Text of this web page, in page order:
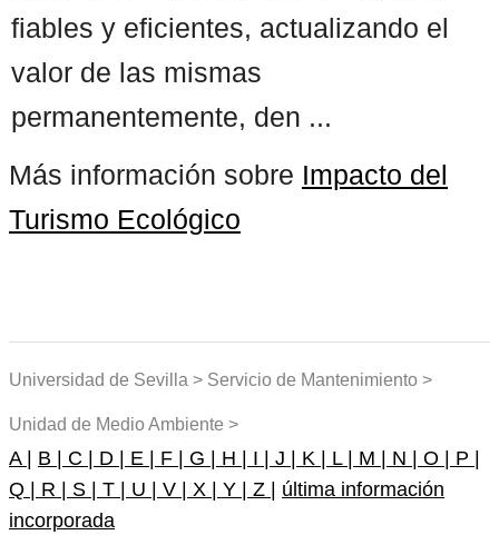
fiables y eficientes, actualizando el
valor de las mismas
permanentemente, den ...
Más información sobre Impacto del
Turismo Ecológico
Universidad de Sevilla > Servicio de Mantenimiento >
Unidad de Medio Ambiente >
A | B | C | D | E | F | G | H | I | J | K | L | M | N | O | P |
Q | R | S | T | U | V | X | Y | Z | última información
incorporada